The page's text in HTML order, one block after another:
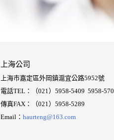
上海公司
上海市嘉定區外岡鎮滬宜公路5952號
電話TEL：（021）5958-5409 5958-
傳真FAX：（021）5958-5289
Email： haurteng@163.com